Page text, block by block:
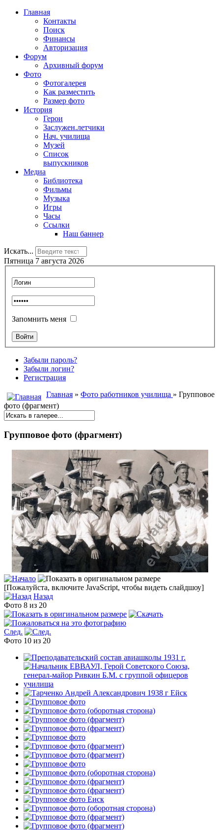
Главная
Контакты
Поиск
Финансы
Авторизация
Форум
Архивный форум
Фото
Фотогалерея
Как разместить
Размер фото
История
Герои
Заслужен.летчики
Нач. училища
Музей
Список
выпускников
Медиа
Библиотека
Фильмы
Музыка
Игры
Часы
Ссылки
Наш баннер
Искать...
Пятница 7 августа 2026
Запомнить меня
Забыли пароль?
Забыли логин?
Регистрация
Главная » Фото работников училища » Групповое
фото (фрагмент)
Групповое фото (фрагмент)
[Пожалуйста, включите JavaScript, чтобы видеть слайдшоу]
Назад
Фото 8 из 20
След.
Фото 10 из 20